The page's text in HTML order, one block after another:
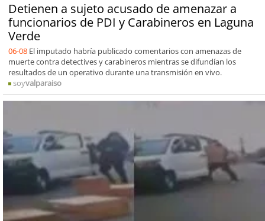
Detienen a sujeto acusado de amenazar a
funcionarios de PDI y Carabineros en Laguna
Verde
06-08 El imputado habría publicado comentarios con amenazas de
muerte contra detectives y carabineros mientras se difundían los
resultados de un operativo durante una transmisión en vivo.
soyvalparaiso